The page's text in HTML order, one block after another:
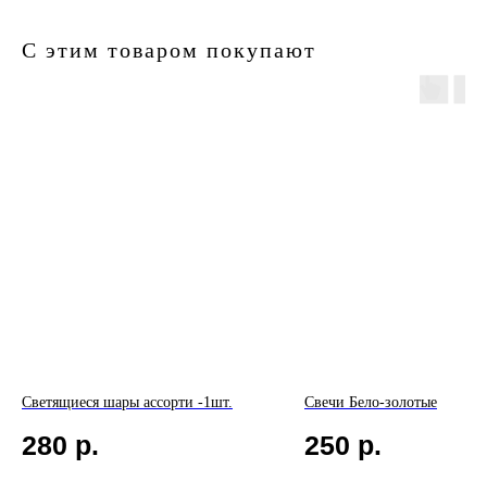
С этим товаром покупают
Светящиеся шары ассорти -1шт.
280 р.
Свечи Бело-золотые
250 р.